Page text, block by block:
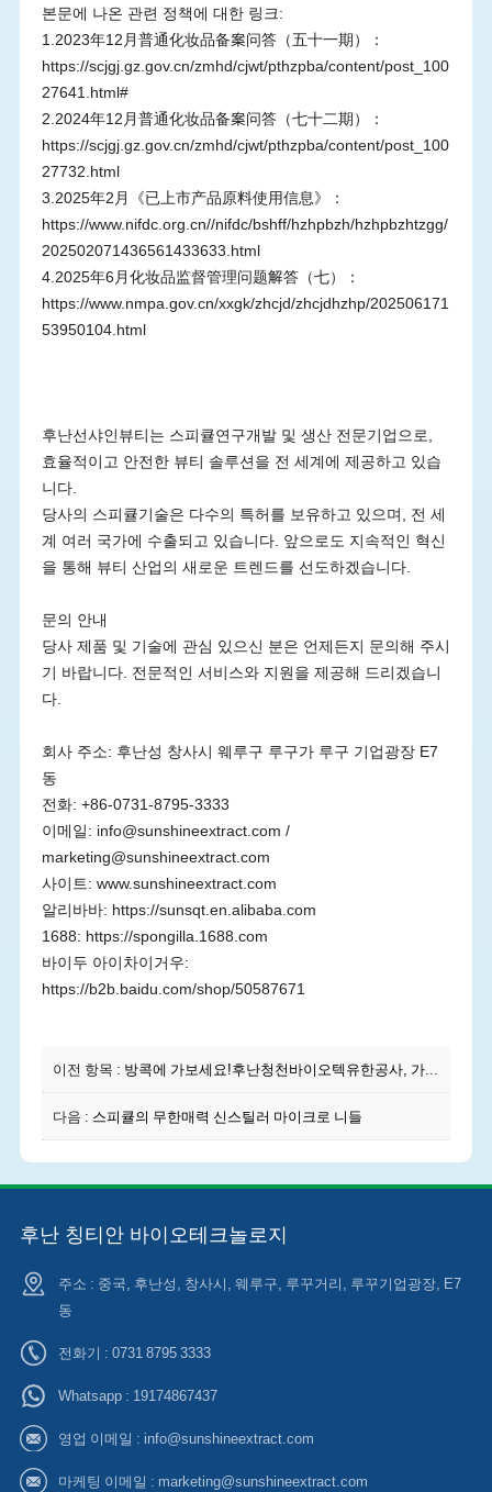
본문에 나온 관련 정책에 대한 링크:
1.2023年12月普通化妆品备案问答（五十一期）：
https://scjgj.gz.gov.cn/zmhd/cjwt/pthzpba/content/post_100
27641.html#
2.2024年12月普通化妆品备案问答（七十二期）：
https://scjgj.gz.gov.cn/zmhd/cjwt/pthzpba/content/post_100
27732.html
3.2025年2月《已上市产品原料使用信息》：
https://www.nifdc.org.cn//nifdc/bshff/hzhpbzh/hzhpbzhtzgg/
202502071436561433633.html
4.2025年6月化妆品监督管理问题解答（七）：
https://www.nmpa.gov.cn/xxgk/zhcjd/zhcjdhzhp/202506171
53950104.html
후난선샤인뷰티는 스피큘연구개발 및 생산 전문기업으로,
효율적이고 안전한 뷰티 솔루션을 전 세계에 제공하고 있습
니다.
당사의 스피큘기술은 다수의 특허를 보유하고 있으며, 전 세
계 여러 국가에 수출되고 있습니다. 앞으로도 지속적인 혁신
을 통해 뷰티 산업의 새로운 트렌드를 선도하겠습니다.
문의 안내
당사 제품 및 기술에 관심 있으신 분은 언제든지 문의해 주시
기 바랍니다. 전문적인 서비스와 지원을 제공해 드리겠습니
다.
회사 주소: 후난성 창사시 웨루구 루구가 루구 기업광장 E7
동
전화: +86-0731-8795-3333
이메일: info@sunshineextract.com /
marketing@sunshineextract.com
사이트: www.sunshineextract.com
알리바바: https://sunsqt.en.alibaba.com
1688: https://spongilla.1688.com
바이두 아이차이거우:
https://b2b.baidu.com/shop/50587671
이전 항목 : 방콕에 가보세요!후난청천바이오텍유한공사, 가수분해해면 헤비 선보여 IN-COSMETICS ASIA 2025
다음 : 스피큘의 무한매력 신스틸러 마이크로 니들
후난 칭티안 바이오테크놀로지
주소 : 중국, 후난성, 창사시, 웨루구, 루꾸거리, 루꾸기업광장, E7
동
전화기 : 0731 8795 3333
Whatsapp : 19174867437
영업 이메일 : info@sunshineextract.com
마케팅 이메일 : marketing@sunshineextract.com